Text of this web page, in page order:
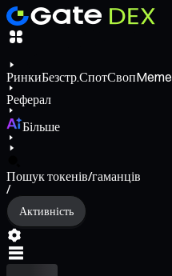
РинкиБезстр.СпотСвопMeme
Реферал
Більше
Пошук токенів/гаманців
/
Активність